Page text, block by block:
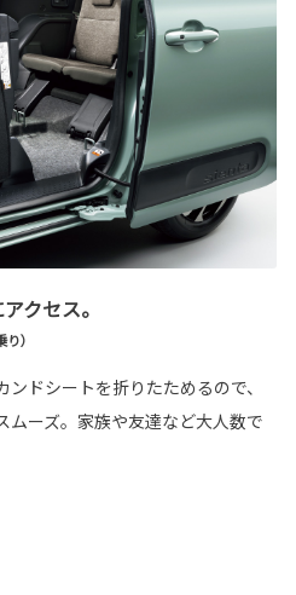
クセス。
）
ドシートを折りたためるので、
ムーズ。家族や友達など大人数で